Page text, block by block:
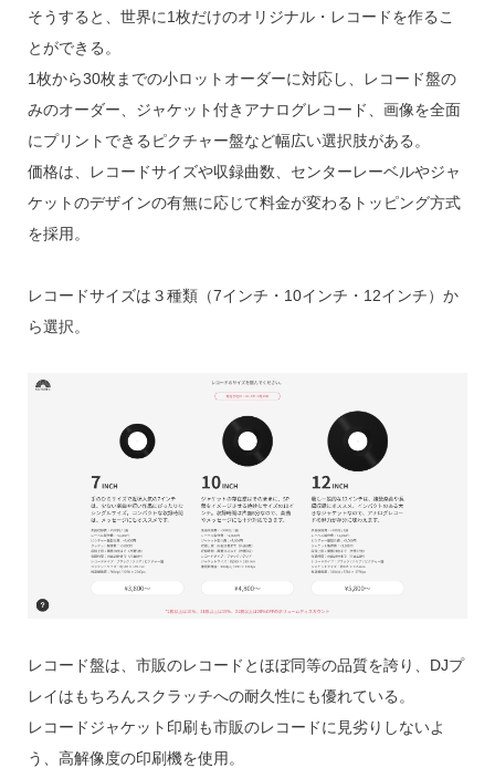
そうすると、世界に1枚だけのオリジナル・レコードを作るこ
とができる。
1枚から30枚までの小ロットオーダーに対応し、レコード盤の
みのオーダー、ジャケット付きアナログレコード、画像を全面
にプリントできるピクチャー盤など幅広い選択肢がある。
価格は、レコードサイズや収録曲数、センターレーベルやジャ
ケットのデザインの有無に応じて料金が変わるトッピング方式
を採用。
レコードサイズは３種類（7インチ・10インチ・12インチ）か
ら選択。
レコード盤は、市販のレコードとほぼ同等の品質を誇り、DJプ
レイはもちろんスクラッチへの耐久性にも優れている。
レコードジャケット印刷も市販のレコードに見劣りしないよ
う、高解像度の印刷機を使用。